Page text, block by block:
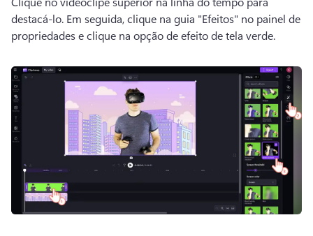
destacá-lo. Em seguida, clique na guia "Efeitos" no painel de
propriedades e clique na opção de efeito de tela verde.